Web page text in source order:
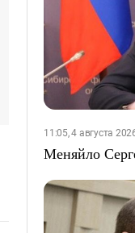
11:05, 4 августа
Меняйло